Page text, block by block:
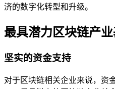
济的数字化转型和升级。
最具潜力区块链产
坚实的资金支持
对于区块链相关企业来说，资